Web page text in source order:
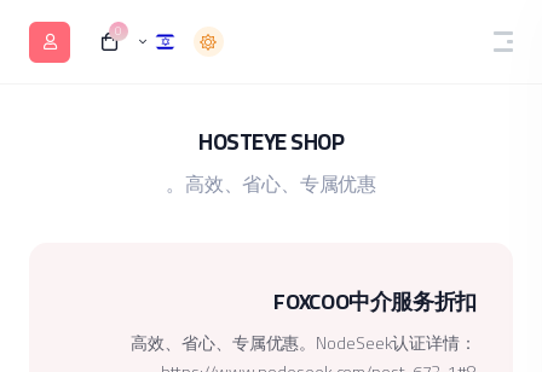
0
HOSTEYE SHOP
高效、省心、专属优惠。
FOXCOO中介服务折扣
高效、省心、专属优惠。NodeSeek认证详情：